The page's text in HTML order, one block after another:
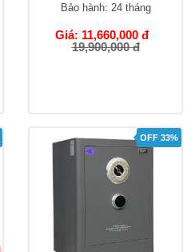
Bảo hành: 24 tháng
Giá: 11,660,000 đ
19,900,000 đ
OFF 33%